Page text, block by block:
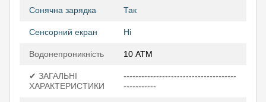
Сонячна зарядка Так
Сенсорний екран Ні
Водонепроникність 10 АТМ
✔ ЗАГАЛЬНІ
ХАРАКТЕРИСТИКИ
--------------------------------------
-----------